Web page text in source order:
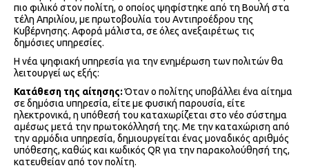
πιο φιλικό στον πολίτη, ο οποίος ψηφίστηκε από τη Βουλή στα
τέλη Απριλίου, με πρωτοβουλία του Αντιπροέδρου της
Κυβέρνησης. Αφορά μάλιστα, σε όλες ανεξαιρέτως τις
δημόσιες υπηρεσίες.
Η νέα ψηφιακή υπηρεσία για την ενημέρωση των πολιτών θα
λειτουργεί ως εξής:
Κατάθεση της αίτησης:Όταν ο πολίτης υποβάλλει ένα αίτημα
σε δημόσια υπηρεσία, είτε με φυσική παρουσία, είτε
ηλεκτρονικά, η υπόθεσή του καταχωρίζεται στο νέο σύστημα
αμέσως μετά την πρωτοκόλλησή της. Με την καταχώριση από
την αρμόδια υπηρεσία, δημιουργείται ένας μοναδικός αριθμός
υπόθεσης, καθώς και κωδικός QR για την παρακολούθησή της,
κατευθείαν από τον πολίτη.